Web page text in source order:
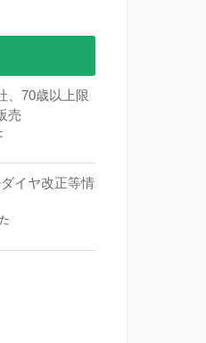
、70歳以上限
売
イヤ改正等情